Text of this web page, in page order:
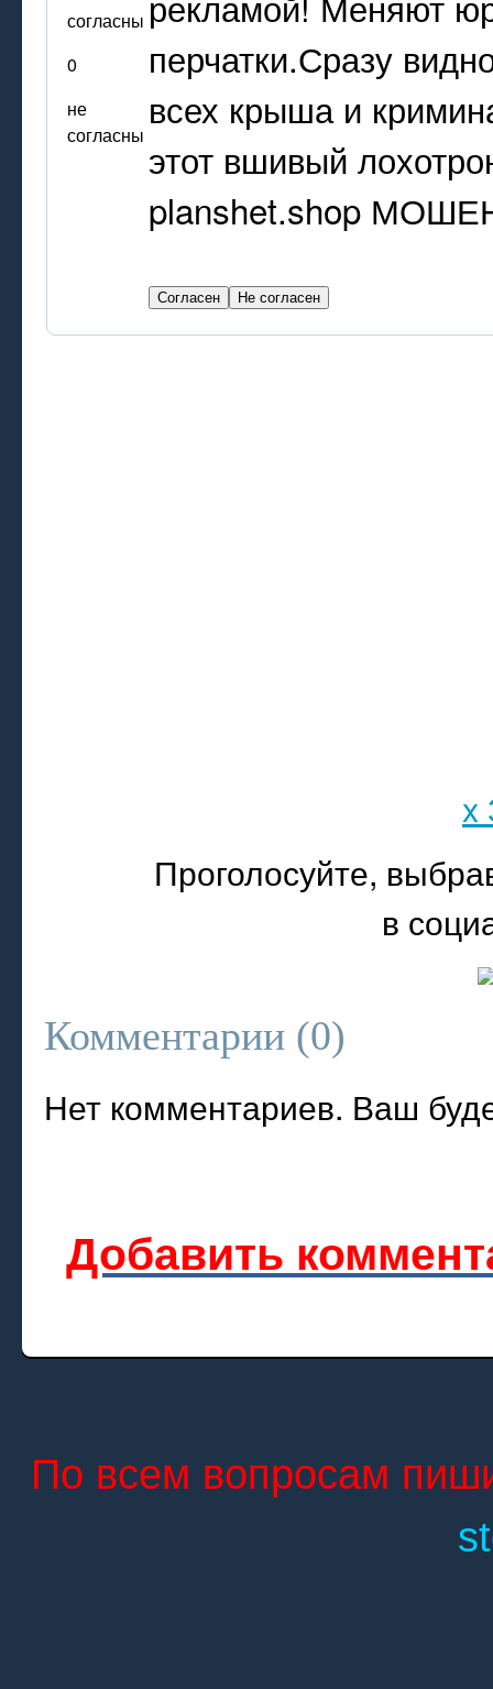
согласны
0
не
согласны
перчатки.Сразу
всех крыша и
этот вшивый
planshet.shop
x
Проголосуйте,
в
Комментарии (0)
Нет комментариев. Ваш
Добавить
По всем вопросам